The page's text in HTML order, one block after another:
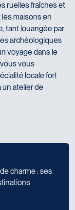
ruelles fraîches et
maisons en
tant louangée par
archéologiques
voyage dans le
vous
locale fort
atelier de
charme : ses